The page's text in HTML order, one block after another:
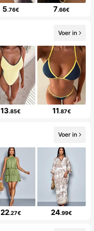
5.76€ 7.66€
Voer in
13.85€ 11.87€
Voer in
22.27€ 24.99€